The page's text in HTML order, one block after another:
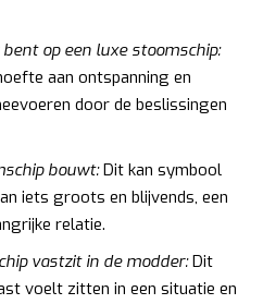
op een luxe stoomschip:
aan ontspanning en
door de beslissingen
bouwt:Dit kan symbool
iets groots en blijvends, een
relatie.
vastzit in de modder:Dit
voelt zitten in een situatie en